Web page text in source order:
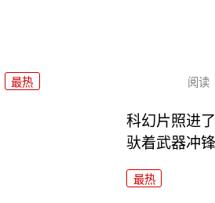
最热 阅读
科幻片照进
驮着武器冲锋
最热